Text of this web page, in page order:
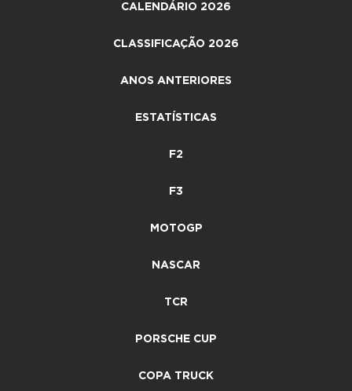
CALENDÁRIO 2026
CLASSIFICAÇÃO 2026
ANOS ANTERIORES
ESTATÍSTICAS
F2
F3
MOTOGP
NASCAR
TCR
PORSCHE CUP
COPA TRUCK